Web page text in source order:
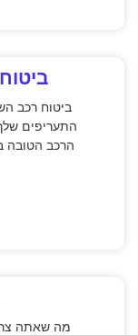
ביטוח רכב
התעריפים
הרכב הטובה
מה שאתה